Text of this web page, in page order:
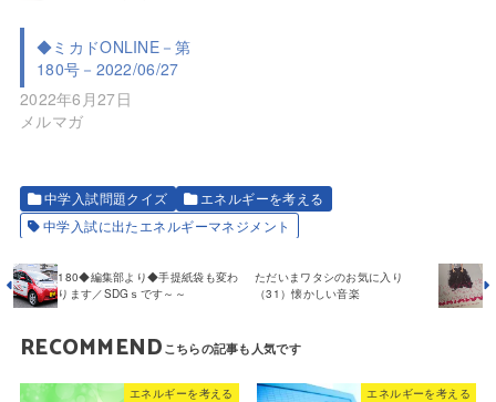
◆ミカドONLINE－第
180号－2022/06/27
2022年6月27日
メルマガ
中学入試問題クイズ
エネルギーを考える
中学入試に出たエネルギーマネジメント
ただいまワタシのお気に入り
（31）懐かしい音楽
180◆編集部より◆手提紙袋も変わ
ります／SDGｓです～～
RECOMMEND
エネルギーを考える エネルギーを考える